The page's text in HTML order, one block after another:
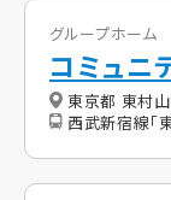
グループホーム
コミュニ
東京都 東村
西武新宿線「